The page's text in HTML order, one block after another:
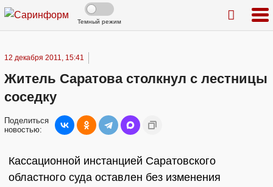
Темный режим
12 декабря 2011, 15:41
Житель Саратова столкнул с лестницы
соседку
Поделиться
новостью:
Кассационной инстанцией Саратовского
областного суда оставлен без изменения